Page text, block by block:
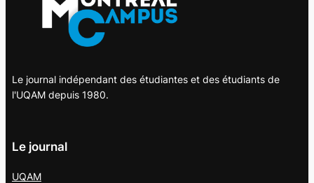
Le journal indépendant des étudiantes et des étudiants de
l'UQAM depuis 1980.
Le journal
UQAM